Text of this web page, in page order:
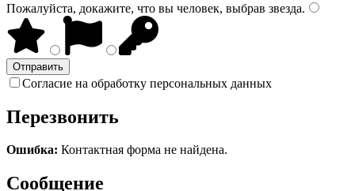
Пожалуйста, докажите, что вы человек, выбрав звезда.
Согласие на обработку персональных данных
Перезвонить
Ошибка: Контактная форма не найдена.
Сообщение